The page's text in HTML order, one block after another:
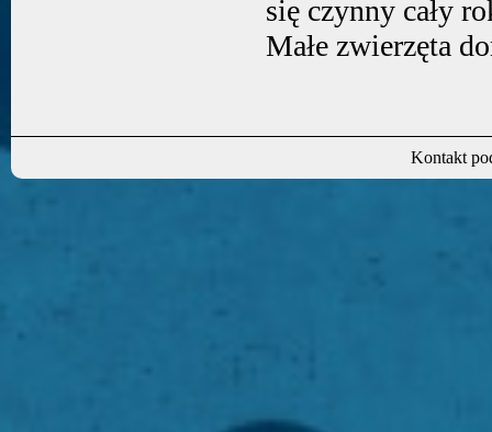
się czynny cały
Małe zwierzęta
Kontakt